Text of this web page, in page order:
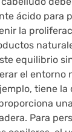
ácido para
la
equilibrio
el entorno
tiene
Para